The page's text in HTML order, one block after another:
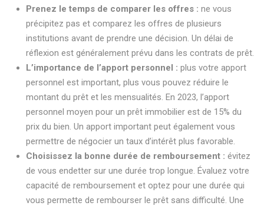
Prenez le temps de comparer les offres : ne vous
précipitez pas et comparez les offres de plusieurs
institutions avant de prendre une décision. Un délai de
réflexion est généralement prévu dans les contrats de prêt.
L’importance de l’apport personnel : plus votre apport
personnel est important, plus vous pouvez réduire le
montant du prêt et les mensualités. En 2023, l’apport
personnel moyen pour un prêt immobilier est de 15% du
prix du bien. Un apport important peut également vous
permettre de négocier un taux d’intérêt plus favorable.
Choisissez la bonne durée de remboursement : évitez
de vous endetter sur une durée trop longue. Évaluez votre
capacité de remboursement et optez pour une durée qui
vous permette de rembourser le prêt sans difficulté. Une